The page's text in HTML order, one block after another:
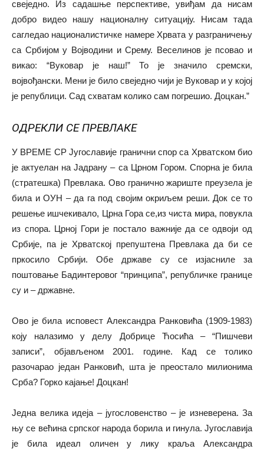
свеједно. Из садашње перспективе, увиђам да нисам
добро видео нашу националну ситуацију. Нисам тада
сагледао националистичке намере Хрвата у разграничењу
са Србијом у Војводини и Срему. Веселинов је псовао и
викао: “Вуковар је наш!” То је значило сремски,
војвођански. Мени је било свеједно чији је Вуковар и у којој
је републици. Сад схватам колико сам погрешио. Доцкан.”
ОДРЕКЛИ СЕ ПРЕВЛАКЕ
У ВРЕМЕ СР Југославије гранични спор са Хрватском био
је актуелан на Јадрану – са Црном Гором. Спорна је била
(стратешка) Превлака. Ово гранично жариште преузела је
била и ОУН – да га под својим окриљем реши. Док се то
решење ишчекивало, Црна Гора се,из чиста мира, повукла
из спора. Црној Гори је постало важније да се одвоји од
Србије, па је Хрватској препуштена Превлака да би се
пркосило Србији. Обе државе су се изјасниле за
поштовање Бадинтеровог “принципа”, републичке границе
су и – државне.
Ово је била исповест Александра Ранковића (1909-1983)
коју налазимо у делу Добрице Ћосића – “Пишчеви
записи”, објављеном 2001. године. Кад се толико
разочарао један Ранковић, шта је преостало милионима
Срба? Горко кајање! Доцкан!
Једна велика идеја – југословенство – је изневерена. За
њу се већина српског народа борила и гинула. Југославија
је била идеал оличен у лику краља Александра